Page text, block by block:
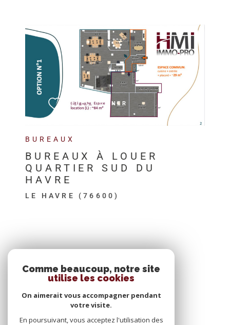
BUREAUX
BUREAUX À LOUER
QUARTIER SUD DU
HAVRE
LE HAVRE (76600)
SÉLECTIONNER
VOIR LE BIEN
Comme beaucoup, notre site
utilise les cookies
On aimerait vous accompagner pendant
votre visite.
En poursuivant, vous acceptez l'utilisation des